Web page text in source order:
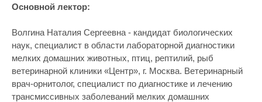
Основной лектор:
Волгина Наталия Сергеевна - кандидат биологических
наук, специалист в области лабораторной диагностики
мелких домашних животных, птиц, рептилий, рыб
ветеринарной клиники «Центр», г. Москва. Ветеринарный
врач-орнитолог, специалист по диагностике и лечению
трансмиссивных заболеваний мелких домашних